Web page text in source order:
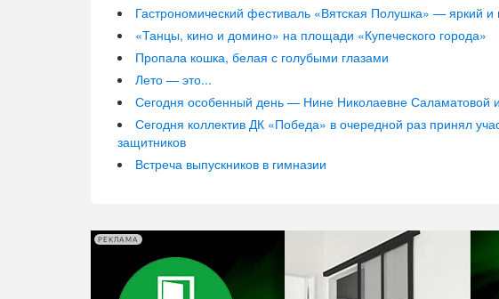
Гастрономический фестиваль «Вятская Полушка» — яркий
«Танцы, кино и домино» на площади «Купеческого города»
Пропала кошка, белая с голубыми глазами
Лето — это...
Сегодня особенный день — Нине Николаевне Саламатовой
Сегодня коллектив ДК «Победа» в очередной раз принял
защитников
Встреча выпускников в гимназии
РЕКЛАМА